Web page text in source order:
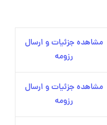
مشاهده جزئیات و ارسال
رزومه
مشاهده جزئیات و ارسال
رزومه